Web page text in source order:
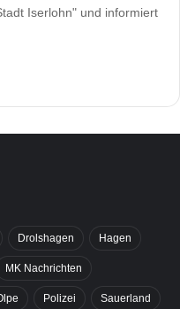
Iserlohn" und informiert
Drolshagen Hagen
MK Nachrichten
Polizei Sauerland